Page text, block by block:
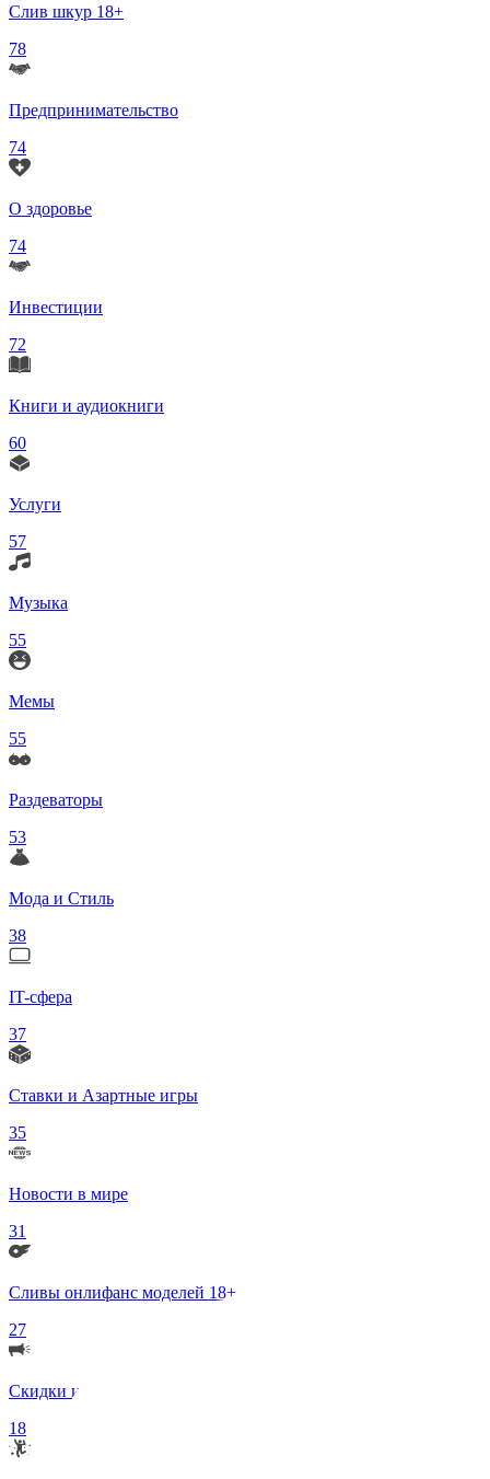
Слив шкур 18+
78
Предпринимательство
74
О здоровье
74
Инвестиции
72
Книги и аудиокниги
60
Услуги
57
Музыка
55
Мемы
55
Раздеваторы
53
Мода и Стиль
38
IT-сфера
37
Ставки и Азартные игры
35
Новости в мире
31
Сливы онлифанс моделей 18+
27
Скидки и Акции
18